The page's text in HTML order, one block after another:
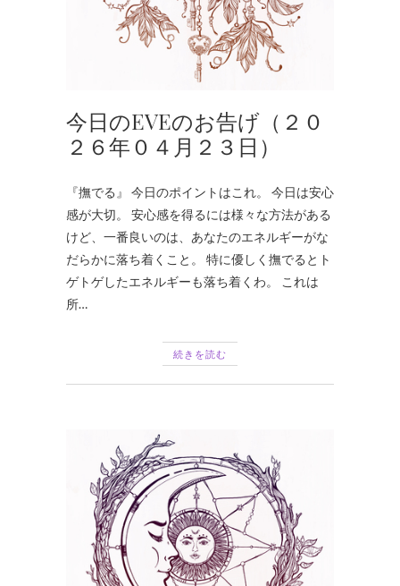
今日のEVEのお告げ（２０
２６年０４月２３日）
『撫でる』 今日のポイントはこれ。 今日は安心
感が大切。 安心感を得るには様々な方法がある
けど、一番良いのは、あなたのエネルギーがな
だらかに落ち着くこと。 特に優しく撫でるとト
ゲトゲしたエネルギーも落ち着くわ。 これは
所…
続きを読む